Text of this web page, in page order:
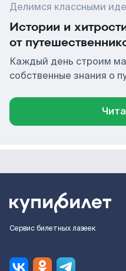
Делимся классными
Истории и
от
Каждый день строим
собственные знания о
Сервис билетных лазеек